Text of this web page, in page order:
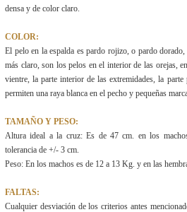
densa y de color claro.
COLOR:
El pelo en la espalda es pardo rojizo, o pardo
más claro, son los pelos en el interior de las orejas,
vientre, la parte interior de las extremidades, la
permiten una raya blanca en el pecho y pequeñas
TAMAÑO Y PESO:
Altura ideal a la cruz: Es de 47 cm. en los
tolerancia de +/- 3 cm.
Peso: En los machos es de 12 a 13 Kg. y en las
FALTAS:
Cualquier desviación de los criterios antes